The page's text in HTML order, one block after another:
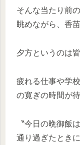
そんな当たり前
眺めながら、香
夕方というのは
疲れる仕事や学
の寛ぎの時間が
〝今日の晩御飯
通り過ぎたとき